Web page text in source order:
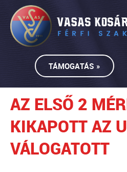
TÁMOGATÁS »
AZ ELSŐ 2
KIKAPOTT AZ
VÁLOGATOTT